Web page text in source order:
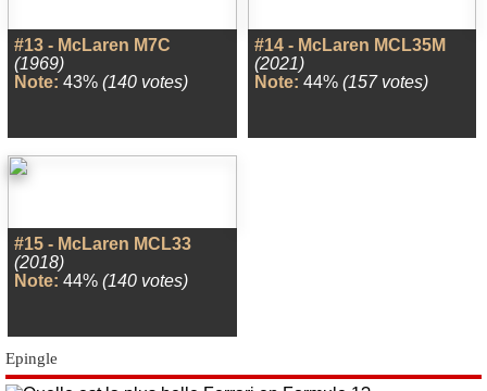
#13 - McLaren M7C
(1969)
Note: 43% (140 votes)
#14 - McLaren MCL35M
(2021)
Note: 44% (157 votes)
#15 - McLaren MCL33
(2018)
Note: 44% (140 votes)
Epingle